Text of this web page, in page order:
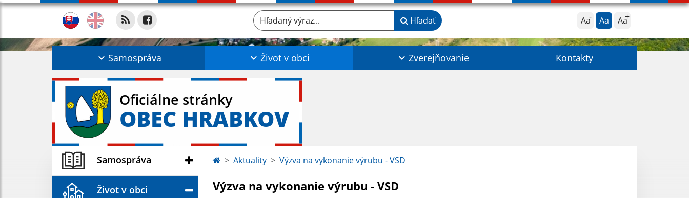
Aa Aa Aa
Hľadaný výraz... Hľadať
Samospráva Život v obci Zverejňovanie Kontakty
Oficiálne stránky
OBEC HRABKOV
Samospráva
Život v obci
Aktuality Výzva na vykonanie výrubu - VSD
Výzva na vykonanie výrubu - VSD